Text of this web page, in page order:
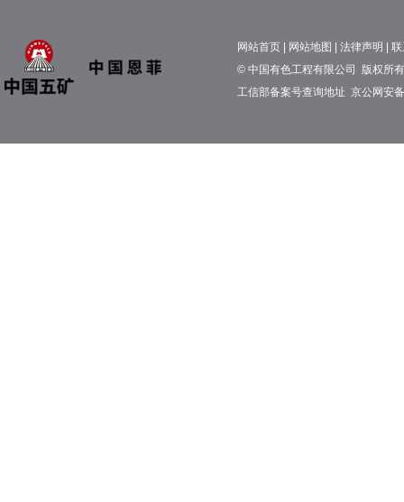
网站首页 网站地图 法律声明
© 中国有色工程有限公司 版权所
工信部备案号查询地址 京公网安